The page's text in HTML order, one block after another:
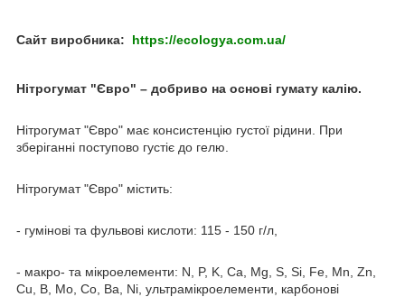
Сайт виробника: https://ecologya.com.ua/
Нітрогумат "Євро" – добриво на основі гумату калію.
Нітрогумат "Євро" має консистенцію густої рідини. При
зберіганні поступово густіє до гелю.
Нітрогумат "Євро" містить:
- гумінові та фульвові кислоти: 115 - 150 г/л,
- макро- та мікроелементи: N, P, K, Ca, Mg, S, Si, Fe, Mn, Zn,
Cu, B, Mo, Co, Ba, Ni, ультрамікроелементи, карбонові